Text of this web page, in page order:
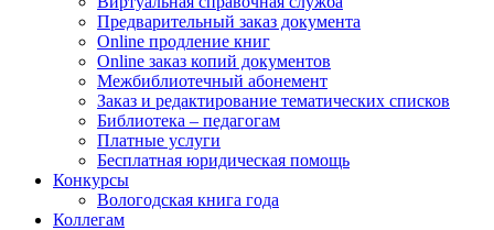
Предварительный заказ документа
Online продление книг
Online заказ копий документов
Межбиблиотечный абонемент
Заказ и редактирование тематических списков
Библиотека – педагогам
Платные услуги
Бесплатная юридическая помощь
Конкурсы
Вологодская книга года
Коллегам